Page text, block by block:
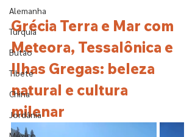
Alemanha
Turquia
Butão
Tibete
China
Jordânia
Grécia Terra e Mar com
Meteora, Tessalônica e
Ilhas Gregas: beleza
natural e cultura
milenar